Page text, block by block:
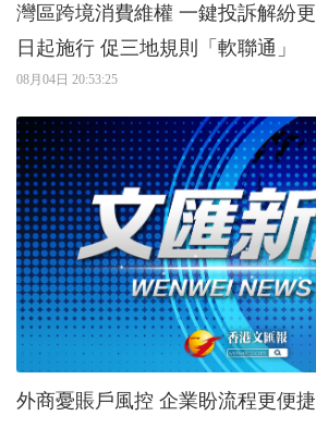
灣區跨境消費維權 一鍵投訴解紛更高效 粵新規10月1
日起施行 促三地規則「軟聯通」
08月04日 20:53:25
外商憂賬戶風控 企業盼流程更便捷